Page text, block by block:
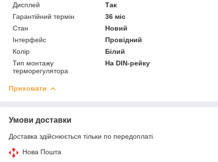
Дисплей
Так
Гарантійний термін
36 міс
Стан
Новий
Інтерфейс
Провідний
Колір
Білий
Тип монтажу
терморегулятора
На DIN-рейку
Приховати
Умови доставки
Доставка здійснюється тільки по передоплаті.
Нова Пошта